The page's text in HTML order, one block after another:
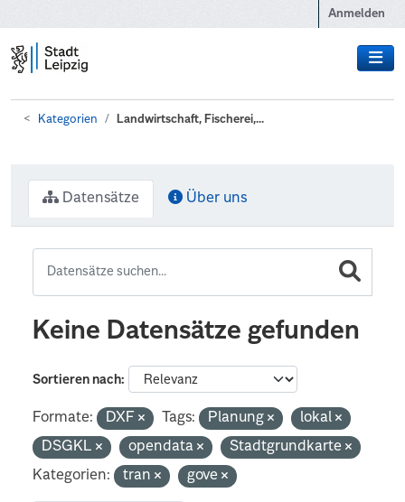
Anmelden
Kategorien Landwirtschaft, Fischerei,...
Datensätze Über uns
Keine Datensätze gefunden
Sortieren nach
Formate: DXF Tags: Planung
lokal
DSGKL
opendata
Stadtgrundkarte
Kategorien:
tran gove